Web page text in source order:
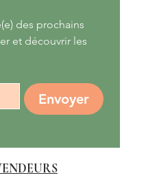
des prochains
et découvrir les
Envoyer